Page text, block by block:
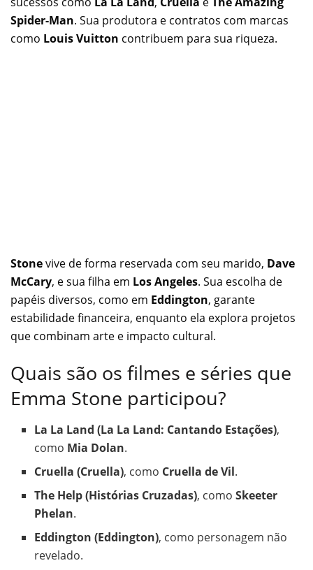
Spider-Man. Sua produtora e contratos com marcas
como Louis Vuitton contribuem para sua riqueza.
Stonevive de forma reservada com seu marido, Dave
McCary, e sua filha em Los Angeles. Sua escolha de
papéis diversos, como em Eddington, garante
estabilidade financeira, enquanto ela explora projetos
que combinam arte e impacto cultural.
Quais são os filmes e séries que
Emma Stone participou?
La La Land (La La Land: Cantando Estações),
como Mia Dolan.
Cruella (Cruella), como Cruella de Vil.
The Help (Histórias Cruzadas), comoSkeeter
Phelan.
Eddington (Eddington), como personagem não
revelado.